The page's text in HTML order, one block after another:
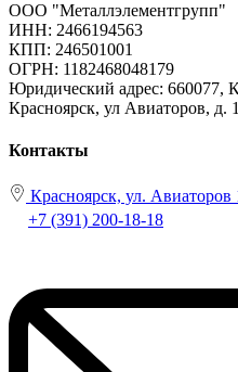
ООО "Металлэлементгрупп"
ИНН: 2466194563
КПП: 246501001
ОГРН: 1182468048179
Юридический адрес: 660077,
Красноярск, ул Авиаторов, д.
Контакты
Красноярск, ул.
+7 (391) 200-18-18